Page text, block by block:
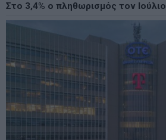
Στο 3,4% ο πληθωρισμός τον Ιούλιο